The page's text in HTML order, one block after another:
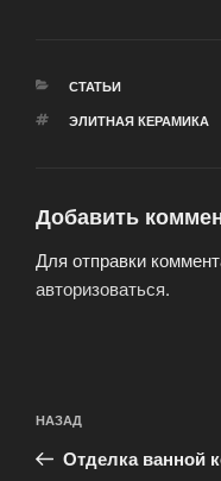
РУБРИКИ
СТАТЬИ
МЕТКИ
ЭЛИТНАЯ КЕРАМИКА
Добавить
Для отправки
авторизоваться.
по
записям
Предыдущая
запись:
НАЗАД
Отделка ванной